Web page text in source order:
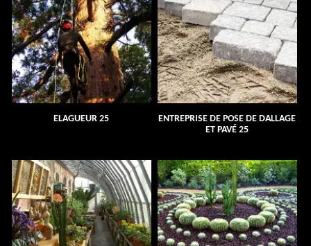
ELAGUEUR 25
ENTREPRISE DE POSE DE DALLAGE
ET PAVÉ 25